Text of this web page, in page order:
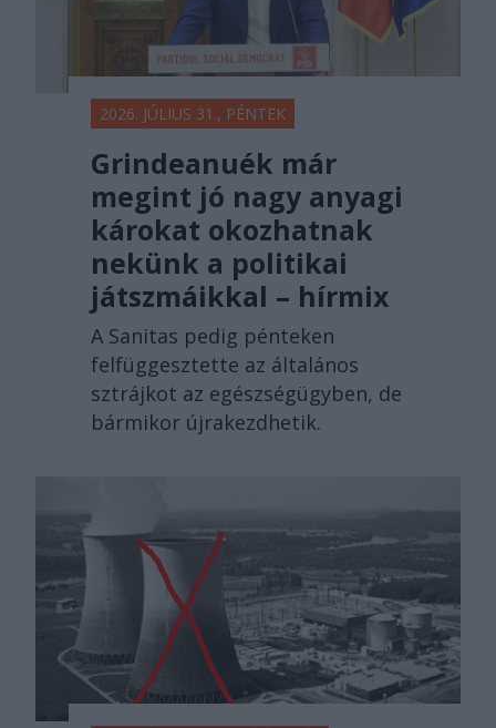
2026. JÚLIUS 31., PÉNTEK
Grindeanuék már
megint jó nagy anyagi
károkat okozhatnak
nekünk a politikai
játszmáikkal – hírmix
A Sanitas pedig pénteken
felfüggesztette az általános
sztrájkot az egészségügyben, de
bármikor újrakezdhetik.